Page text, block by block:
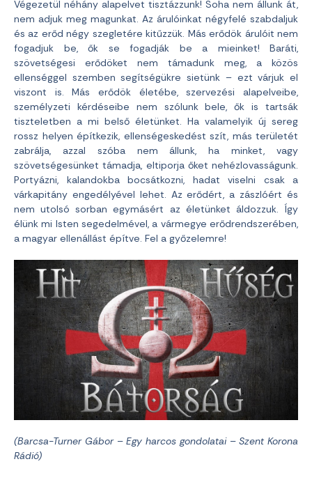
Végezetül néhány alapelvet tisztázzunk! Soha nem állunk át,
nem adjuk meg magunkat. Az árulóinkat négyfelé szabdaljuk
és az erőd négy szegletére kitűzzük. Más erődök árulóit nem
fogadjuk be, ők se fogadják be a mieinket! Baráti,
szövetségesi erődöket nem támadunk meg, a közös
ellenséggel szemben segítségükre sietünk – ezt várjuk el
viszont is. Más erődök életébe, szervezési alapelveibe,
személyzeti kérdéseibe nem szólunk bele, ők is tartsák
tiszteletben a mi belső életünket. Ha valamelyik új sereg
rossz helyen építkezik, ellenségeskedést szít, más területét
zabrálja, azzal szóba nem állunk, ha minket, vagy
szövetségesünket támadja, eltiporja őket nehézlovasságunk.
Portyázni, kalandokba bocsátkozni, hadat viselni csak a
várkapitány engedélyével lehet. Az erődért, a zászlóért és
nem utolsó sorban egymásért az életünket áldozzuk. Így
élünk mi Isten segedelmével, a vármegye erődrendszerében,
a magyar ellenállást építve. Fel a győzelemre!
(Barcsa-Turner Gábor – Egy harcos gondolatai – Szent Korona
Rádió)